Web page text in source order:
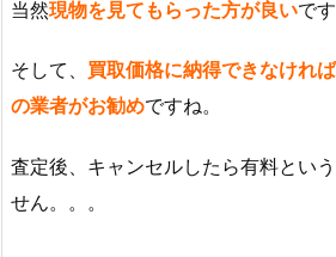
当然現物を見てもらった方が良いです
そして、 買取価格に納得できなけれ
の業者がお勧めですね。
査定後、キャンセルしたら有料とい
せん。。。